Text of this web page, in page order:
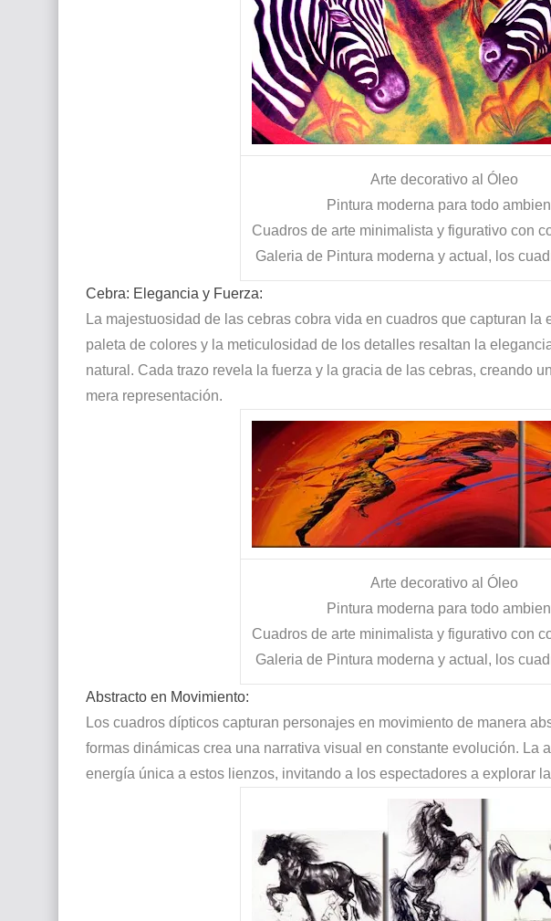
Arte decorativo al Óleo
Pintura moderna para todo
Cuadros de arte minimalista y figurativo con
Galeria de Pintura moderna y actual, los
Cebra: Elegancia y Fuerza:
La majestuosidad de las cebras cobra vida en cuadros que capturan
paleta de colores y la meticulosidad de los detalles resaltan la
natural. Cada trazo revela la fuerza y la gracia de las cebras, creando
mera representación.
Arte decorativo al Óleo
Pintura moderna para todo
Cuadros de arte minimalista y figurativo con
Galeria de Pintura moderna y actual, los
Abstracto en Movimiento:
Los cuadros dípticos capturan personajes en movimiento de manera
formas dinámicas crea una narrativa visual en constante evolución. La
energía única a estos lienzos, invitando a los espectadores a explorar